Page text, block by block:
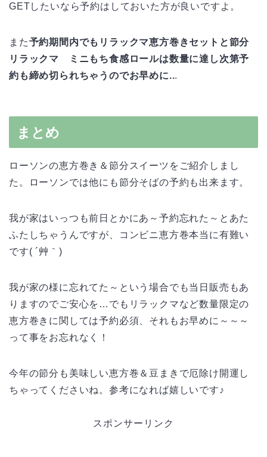
GETしたいなら予約はしておいた方が良いですよ。
また予約期間内でもリラックマ恵方巻きセットと節分
リラックマ ミニもち食感ロールは数量に達し次第予
約も締め切られちゃうのでお早めに...
まとめ
ローソンの恵方巻き＆節分スイーツをご紹介しまし
た。ローソンでは他にも節分そばの予約も出来ます。
我が家はいっつも前日とかにあ～予約忘れた～とあた
ふたしちゃうんですが、コンビニ恵方巻本当に有難い
です( ´艸｀)
我が家の様に忘れてた～という場合でも当日販売もあ
りますのでご安心を…でもリラックマなど数量限定の
恵方巻きに関しては予約必須、それもお早めに～～～
って事をお忘れなく！
今年の節分も美味しい恵方巻＆豆まきで厄除け開運し
ちゃってくださいね。参考になれば嬉しいです♪
スポンサーリンク